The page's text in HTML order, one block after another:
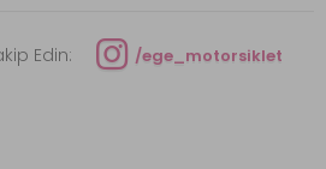
Edin: /ege_motorsiklet